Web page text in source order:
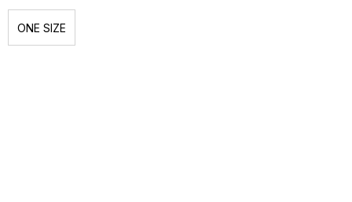
ONE SIZE